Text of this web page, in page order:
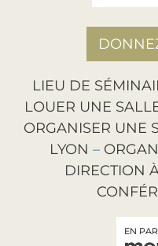
LIEU DE
LOUER UNE
ORGANISER UNE
LYON –
DIRECTION
EN